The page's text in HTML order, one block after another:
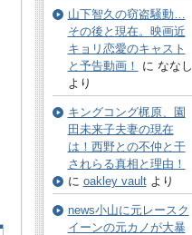
山下智久の窃盗騒動…
その後と現在。映画近
キョリ恋愛のキャスト
と予告動画！
に ななし
より
キングコング梶原、園
田未来子夫妻の現在
は！西野との不仲と干
されらる真相と理由！
に oakley vaultより
news小山に元レースク
イーンの元カノが大暴